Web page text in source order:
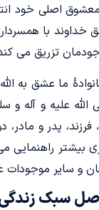
معشوق اصلی خود
خداوند با
تزریق می
ما عشق به
الله علیه و آله و
فرزند، پدر و
راهنمایی
و سایر
سبک